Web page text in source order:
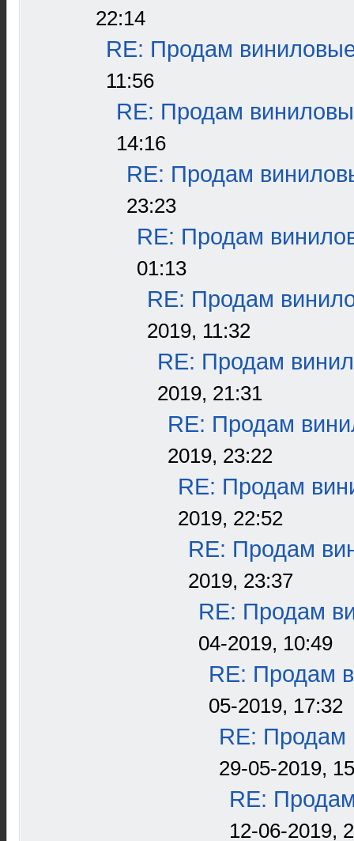
22:14
RE: Продам
11:56
RE: Продам
14:16
RE: Продам
23:23
RE: Продам
01:13
RE: Продам
2019, 11:32
RE: Продам
2019, 21:31
RE: Продам
2019, 23:22
RE: Продам
2019, 22:52
RE: Продам
2019, 23:37
RE: Продам
04-2019, 10:49
RE: Продам
05-2019, 17:32
RE: Продам
29-05-2019,
RE:
12-06-2019,